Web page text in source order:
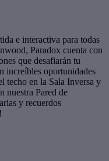
e interactiva para todas
Paradox cuenta con
que desafiarán tu
increíbles oportunidades
techo en la Sala Inversa y
nuestra Pared de
y recuerdos